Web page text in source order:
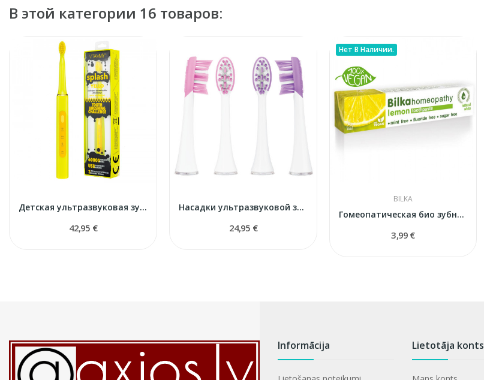
В этой категории 16 товаров:
Детская ультразвуковая зубная щетка Splash
42,95 €
Насадки ультразвуковой зубной щетки Pearl+
24,95 €
Нет В Наличии.
BILKA
Гомеопатическая био зубная паста
3,99 €
Informācija Lietotāja konts